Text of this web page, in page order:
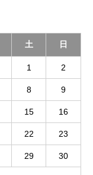
土 日
1 2
8 9
15 16
22 23
29 30